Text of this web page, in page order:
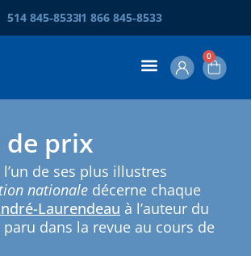
514 845‑85331 866 845‑8533
0
de prix
de ses plus illustres
nationale décerne chaque
Laurendeau à l’auteur du
dans la revue au cours de